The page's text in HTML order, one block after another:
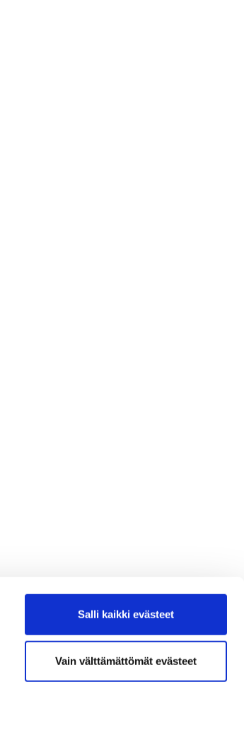
Salli kaikki evästeet
Vain välttämättömät evästeet